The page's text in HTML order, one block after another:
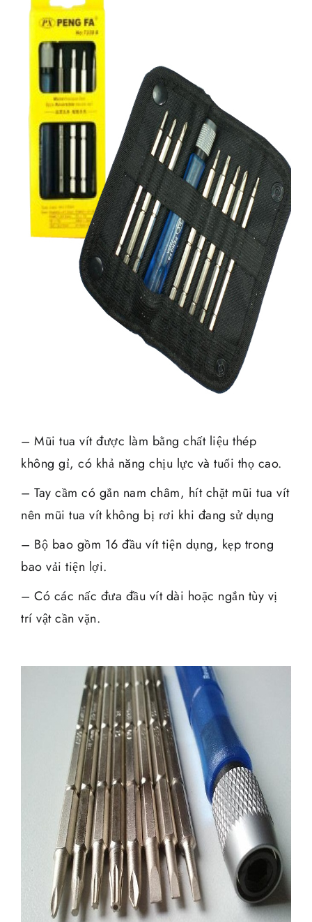
– Mũi tua vít được làm bằng chất liệu thép
không gỉ, có khả năng chịu lực và tuổi thọ cao.
– Tay cầm có gắn nam châm, hít chặt mũi tua vít
nên mũi tua vít không bị rơi khi đang sử dụng
– Bộ bao gồm 16 đầu vít tiện dụng, kẹp trong
bao vải tiện lợi.
– Có các nấc đưa đầu vít dài hoặc ngắn tùy vị
trí vật cần vặn.